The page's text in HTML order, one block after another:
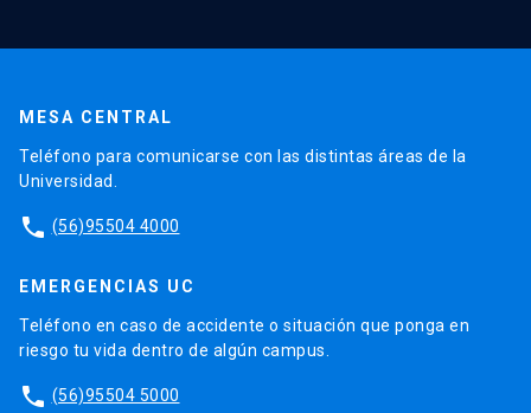
MESA CENTRAL
Teléfono para comunicarse con las distintas áreas de la
Universidad.
phone (56)95504 4000
EMERGENCIAS UC
Teléfono en caso de accidente o situación que ponga en
riesgo tu vida dentro de algún campus.
phone (56)95504 5000